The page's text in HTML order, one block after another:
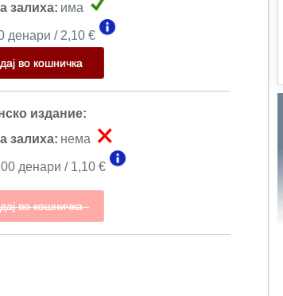
залиха: има
денари / 2,10 €
издание:
залиха: нема
денари / 1,10 €